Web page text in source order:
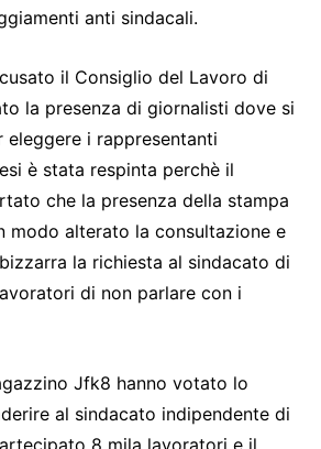
anti sindacali.
il Consiglio del Lavoro di
la presenza di giornalisti dove si
eleggere i rappresentanti
è stata respinta perchè il
che la presenza della stampa
modo alterato la consultazione e
la richiesta al sindacato di
di non parlare con i
Jfk8 hanno votato lo
al sindacato indipendente di